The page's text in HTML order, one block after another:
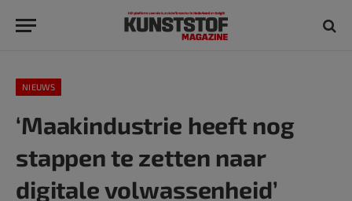
NIEUWS
‘Maakindustrie heeft nog
stappen te zetten naar
digitale volwassenheid’